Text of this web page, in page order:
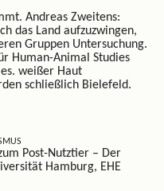
Andreas Zweitens:
das Land aufzuzwingen,
Gruppen Untersuchung.
Human-Animal Studies
weißer Haut
schließlich Bielefeld.
Post-Nutztier – Der
Hamburg, EHE